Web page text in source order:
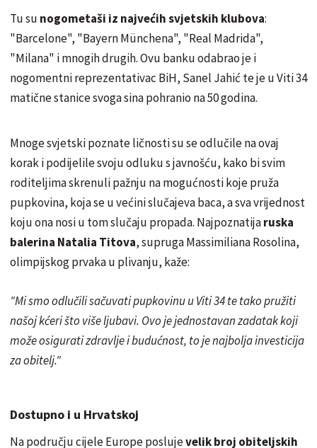
Tu su nogometaši iz najvećih svjetskih klubova:
"Barcelone", "Bayern Münchena", "Real Madrida",
"Milana" i mnogih drugih. Ovu banku odabrao je i
nogomentni reprezentativac BiH, Sanel Jahić te je u Viti 34
matične stanice svoga sina pohranio na 50 godina.
Mnoge svjetski poznate ličnosti su se odlučile na ovaj
korak i podijelile svoju odluku s javnošću, kako bi svim
roditeljima skrenuli pažnju namogućnosti koje pruža
pupkovina, koja se u većini slučajeva baca, a sva vrijednost
koju ona nosi u tom slučaju propada. Najpoznatijaruska
balerina Natalia Titova, supruga Massimiliana Rosolina,
olimpijskog prvaka u plivanju, kaže:
"Mi smo odlučili sačuvati pupkovinu u Viti 34 te tako pružiti
našoj kćeri što više ljubavi. Ovo je jednostavan zadatak koji
može osigurati zdravlje i budućnost, to je najbolja investicija
za obitelj."
Dostupno i u Hrvatskoj
Na području cijele Europe poslujevelik broj obiteljskih